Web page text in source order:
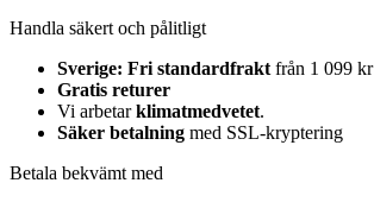
Handla säkert och pålitligt
Sverige: Fri standardfrakt från 1 099 kr
Gratis returer
Vi arbetarklimatmedvetet.
Säker betalning med SSL-kryptering
Betala bekvämt med